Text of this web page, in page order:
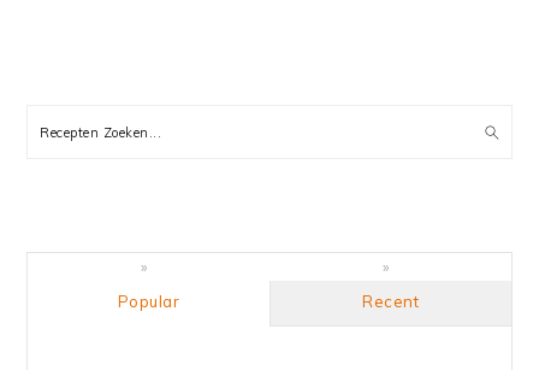
SIDEBAR
Recepten
Popular Recent